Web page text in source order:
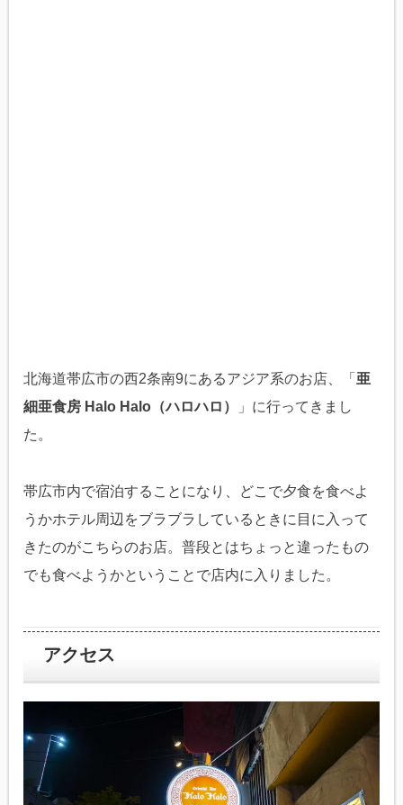
北海道帯広市の西2条南9にあるアジア系のお店、「 亜
細亜食房 Halo Halo（ハロハロ）
」に行ってきまし
た。
帯広市内で宿泊することになり、どこで夕食を食べよ
うかホテル周辺をブラブラしているときに目に入って
きたのがこちらのお店。普段とはちょっと違ったもの
でも食べようかということで店内に入りました。
アクセス